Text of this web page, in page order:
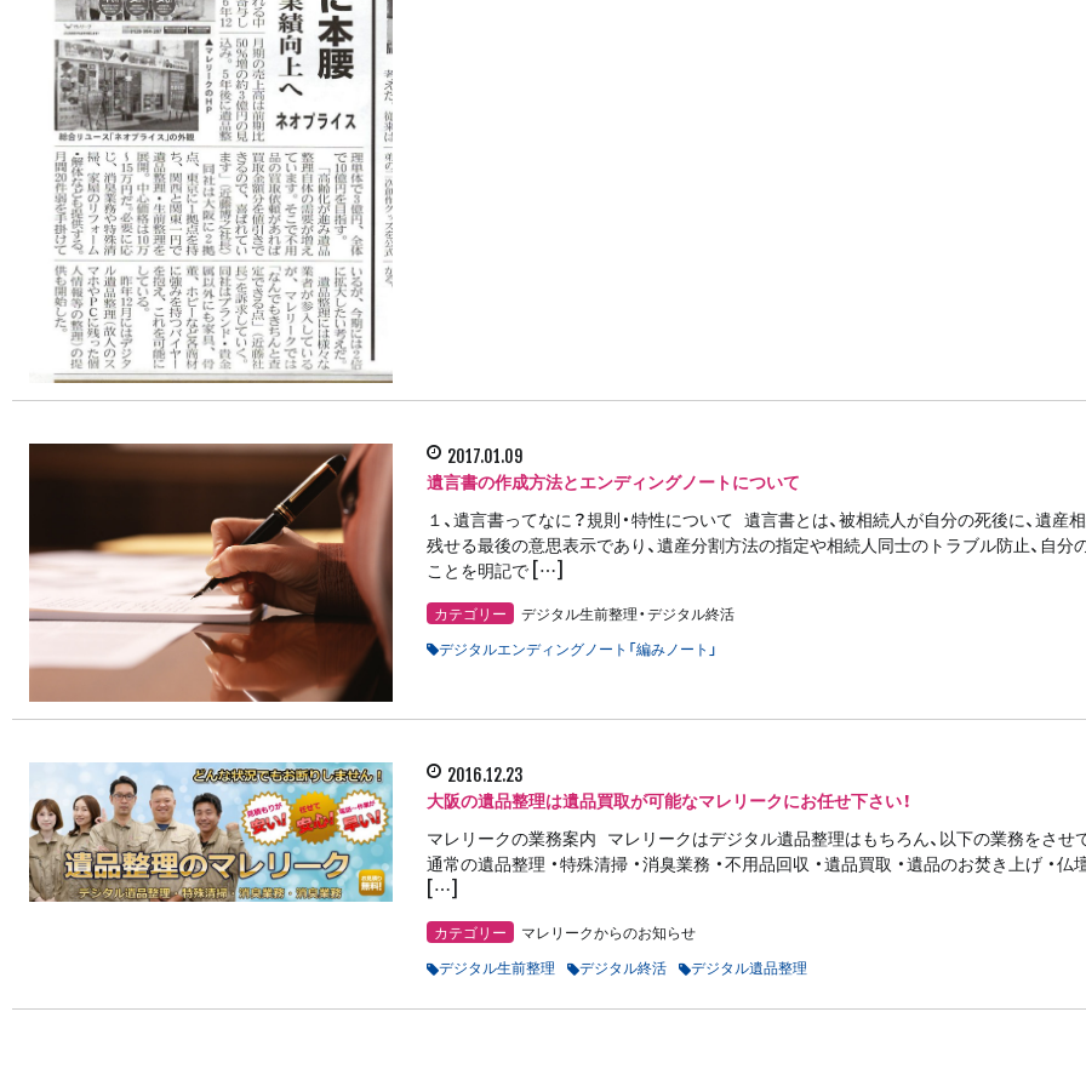
2017.01.09
遺言書の作成方法とエンディングノートについて
１、遺言書ってなに？規則・特性について 遺言書とは、被相続人が自分の死後に、遺産
残せる最後の意思表示であり、遺産分割方法の指定や相続人同士のトラブル防止、自分
ことを明記で […]
カテゴリー
デジタル生前整理・デジタル終活
デジタルエンディングノート「編みノート」
2016.12.23
大阪の遺品整理は遺品買取が可能なマレリークにお任せ下さい！
マレリークの業務案内 マレリークはデジタル遺品整理はもちろん、以下の業務をさせ
通常の遺品整理 ・特殊清掃 ・消臭業務 ・不用品回収 ・遺品買取 ・遺品のお焚き上げ ・仏
[…]
カテゴリー
マレリークからのお知らせ
デジタル生前整理
デジタル終活 デジタル遺品整理